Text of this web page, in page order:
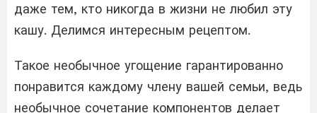
даже тем, кто никогда в жизни не любил эту
кашу. Делимся интересным рецептом.
Такое необычное угощение гарантированно
понравится каждому члену вашей семьи, ведь
необычное сочетание компонентов делает